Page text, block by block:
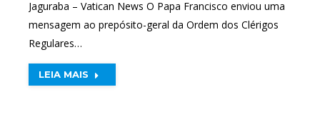
Jaguraba – Vatican News O Papa Francisco enviou uma
mensagem ao prepósito-geral da Ordem dos Clérigos
Regulares…
LEIA MAIS